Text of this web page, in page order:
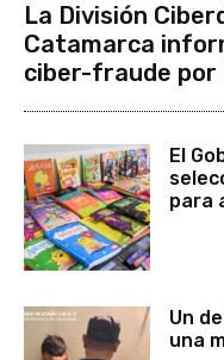
La División
Catamarca
ciber-fraude por
El
para
Un
una